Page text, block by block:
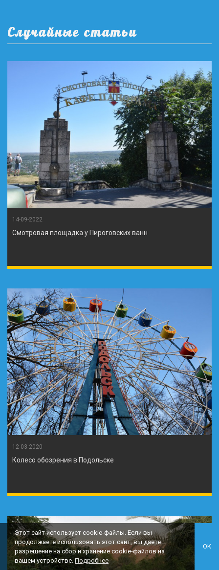
Случайные статьи
14-09-2022
Смотровая площадка у Пироговских ванн
12-03-2020
Колесо обозрения в Подольске
Этот сайт использует cookie-файлы. Если вы
продолжаете использовать этот сайт, вы даете
разрешение на сбор и хранение cookie-файлов на
вашем устройстве. Подробнее
OK